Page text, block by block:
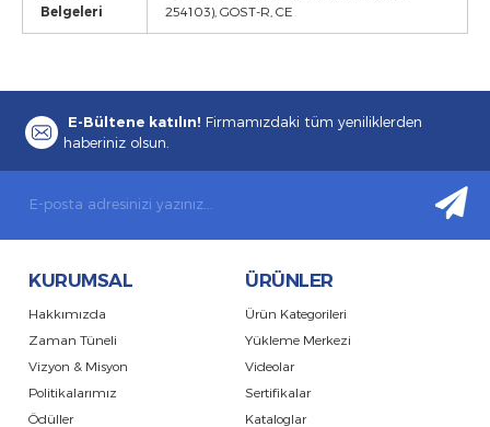
Belgeleri
254103), GOST-R, CE
E-Bültene katılın! Firmamızdaki tüm yeniliklerden
haberiniz olsun.
KURUMSAL
Hakkımızda
Zaman Tüneli
Vizyon & Misyon
Politikalarımız
Ödüller
ÜRÜNLER
Ürün Kategorileri
Yükleme Merkezi
Videolar
Sertifikalar
Kataloglar